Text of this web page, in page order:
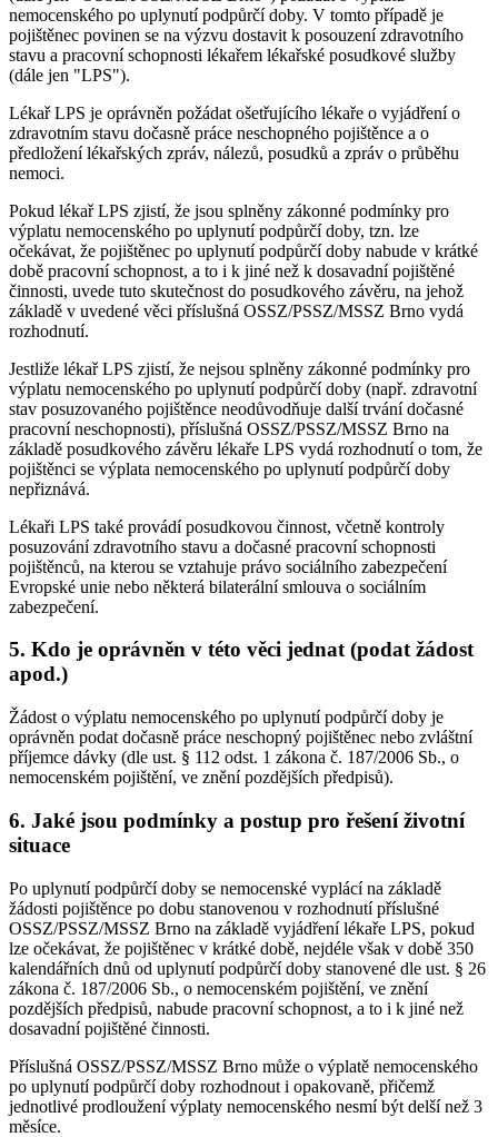
nemocenského po uplynutí podpůrčí doby. V tomto případě je
pojištěnec povinen se na výzvu dostavit k posouzení zdravotního
stavu a pracovní schopnosti lékařem lékařské posudkové služby
(dále jen "LPS").
Lékař LPS je oprávněn požádat ošetřujícího lékaře o vyjádření o
zdravotním stavu dočasně práce neschopného pojištěnce a o
předložení lékařských zpráv, nálezů, posudků a zpráv o průběhu
nemoci.
Pokud lékař LPS zjistí, že jsou splněny zákonné podmínky pro
výplatu nemocenského po uplynutí podpůrčí doby, tzn. lze
očekávat, že pojištěnec po uplynutí podpůrčí doby nabude v krátké
době pracovní schopnost, a to i k jiné než k dosavadní pojištěné
činnosti, uvede tuto skutečnost do posudkového závěru, na jehož
základě v uvedené věci příslušná OSSZ/PSSZ/MSSZ Brno vydá
rozhodnutí.
Jestliže lékař LPS zjistí, že nejsou splněny zákonné podmínky pro
výplatu nemocenského po uplynutí podpůrčí doby (např. zdravotní
stav posuzovaného pojištěnce neodůvodňuje další trvání dočasné
pracovní neschopnosti), příslušná OSSZ/PSSZ/MSSZ Brno na
základě posudkového závěru lékaře LPS vydá rozhodnutí o tom, že
pojištěnci se výplata nemocenského po uplynutí podpůrčí doby
nepřiznává.
Lékaři LPS také provádí posudkovou činnost, včetně kontroly
posuzování zdravotního stavu a dočasné pracovní schopnosti
pojištěnců, na kterou se vztahuje právo sociálního zabezpečení
Evropské unie nebo některá bilaterální smlouva o sociálním
zabezpečení.
5. Kdo je oprávněn v této věci jednat (podat žádost
apod.)
Žádost o výplatu nemocenského po uplynutí podpůrčí doby je
oprávněn podat dočasně práce neschopný pojištěnec nebo zvláštní
příjemce dávky (dle ust. § 112 odst. 1 zákona č. 187/2006 Sb., o
nemocenském pojištění, ve znění pozdějších předpisů).
6. Jaké jsou podmínky a postup pro řešení životní
situace
Po uplynutí podpůrčí doby se nemocenské vyplácí na základě
žádosti pojištěnce po dobu stanovenou v rozhodnutí příslušné
OSSZ/PSSZ/MSSZ Brno na základě vyjádření lékaře LPS, pokud
lze očekávat, že pojištěnec v krátké době, nejdéle však v době 350
kalendářních dnů od uplynutí podpůrčí doby stanovené dle ust. § 26
zákona č. 187/2006 Sb., o nemocenském pojištění, ve znění
pozdějších předpisů, nabude pracovní schopnost, a to i k jiné než
dosavadní pojištěné činnosti.
Příslušná OSSZ/PSSZ/MSSZ Brno může o výplatě nemocenského
po uplynutí podpůrčí doby rozhodnout i opakovaně, přičemž
jednotlivé prodloužení výplaty nemocenského nesmí být delší než 3
měsíce.